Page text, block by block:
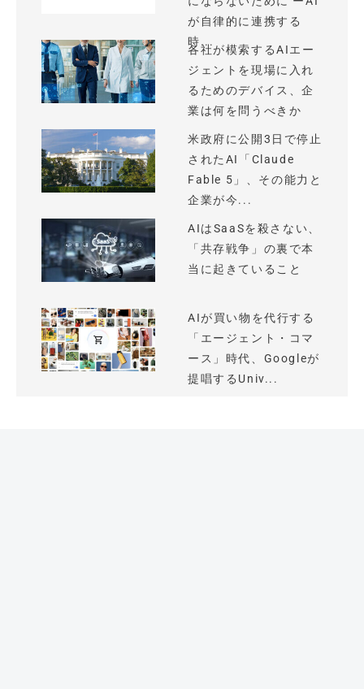
が自律的に連携する
時...
各社が模索するAIエー
ジェントを現場に入れ
るためのデバイス、企
業は何を問うべきか
米政府に公開3日で停止
されたAI「Claude
Fable 5」、その能力と
企業が今...
AIはSaaSを殺さない、
「共存戦争」の裏で本
当に起きていること
AIが買い物を代行する
「エージェント・コマ
ース」時代、Googleが
提唱するUniv...